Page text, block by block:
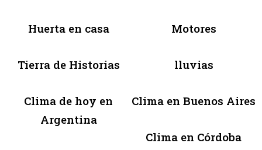
Huerta en casa Motores
Tierra de Historias lluvias
Clima de hoy en
Argentina
Clima en Buenos Aires
Clima en Córdoba